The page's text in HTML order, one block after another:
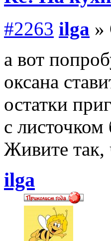
#2263 ilga »
а вот
оксана
остатки
с листочком
Живите так,
ilga